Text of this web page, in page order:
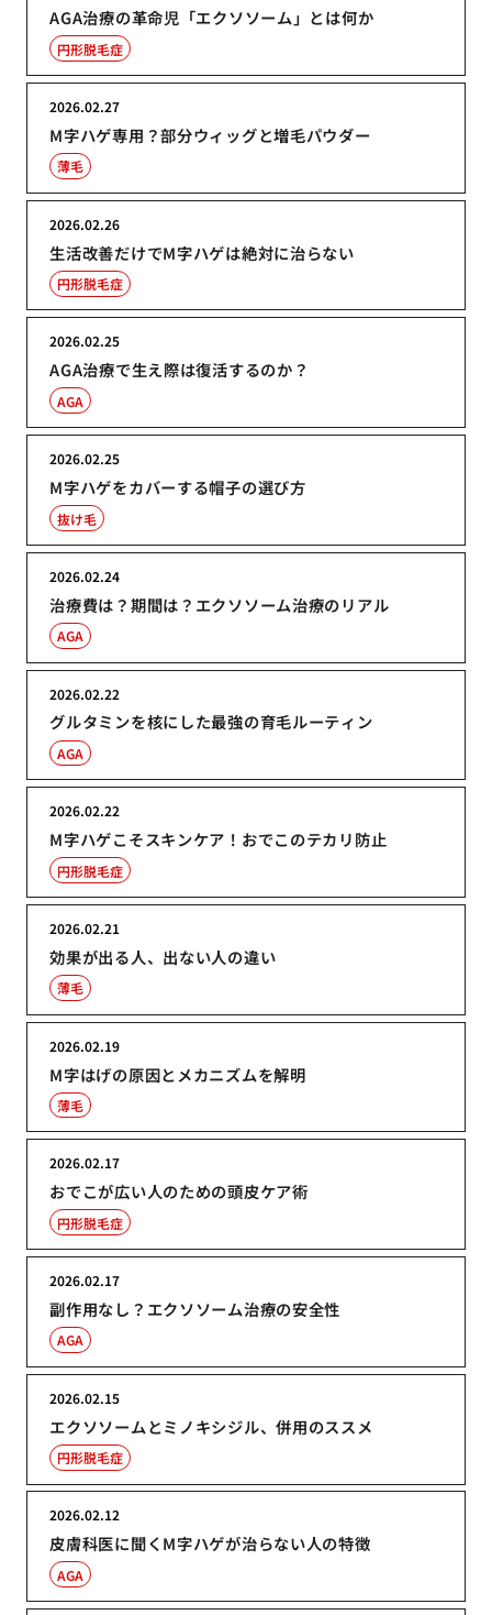
AGA治療の革命児「エクソソーム」とは何か
円形脱毛症
M字ハゲ専用？部分ウィッグと増毛パウダー
2026.02.27
薄毛
生活改善だけでM字ハゲは絶対に治らない
2026.02.26
円形脱毛症
AGA治療で生え際は復活するのか？
2026.02.25
AGA
M字ハゲをカバーする帽子の選び方
2026.02.25
抜け毛
治療費は？期間は？エクソソーム治療のリアル
2026.02.24
AGA
グルタミンを核にした最強の育毛ルーティン
2026.02.22
AGA
M字ハゲこそスキンケア！おでこのテカリ防止
2026.02.22
円形脱毛症
効果が出る人、出ない人の違い
2026.02.21
薄毛
M字はげの原因とメカニズムを解明
2026.02.19
薄毛
おでこが広い人のための頭皮ケア術
2026.02.17
円形脱毛症
副作用なし？エクソソーム治療の安全性
2026.02.17
AGA
エクソソームとミノキシジル、併用のススメ
2026.02.15
円形脱毛症
皮膚科医に聞くM字ハゲが治らない人の特徴
2026.02.12
AGA